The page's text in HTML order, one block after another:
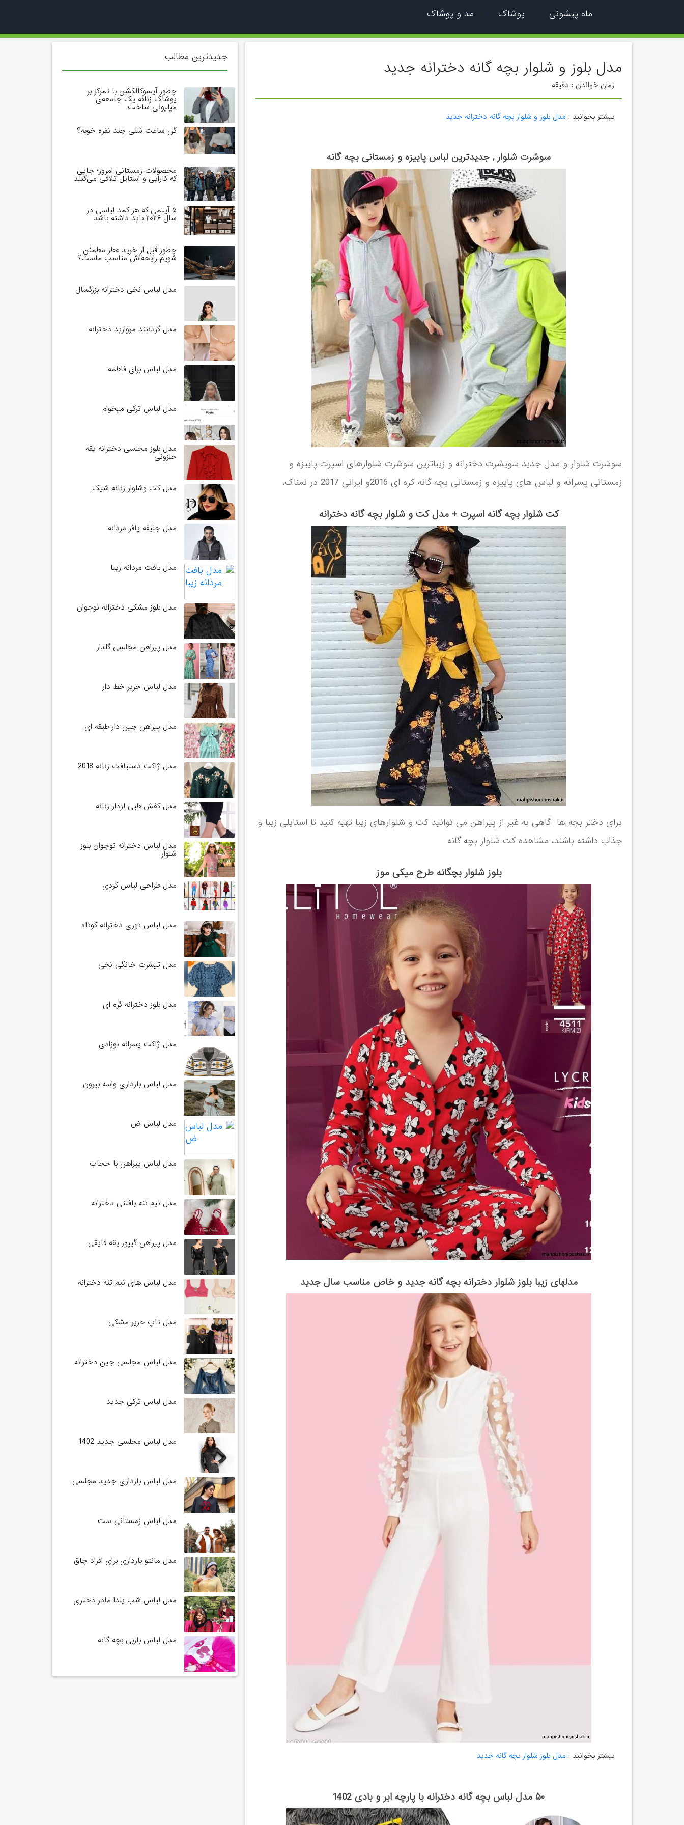
ماه پیشونی پوشاک مد و پوشاک
مدل بلوز و شلوار بچه گانه دخترانه جدید
زمان خواندن : دقیقه
بیشتر بخوانید : مدل بلوز و شلوار بچه گانه دخترانه جدید
سوشرت شلوار , جدیدترین لباس پاییزه و زمستانی بچه گانه
سوشرت شلوار و مدل جدید سویشرت دخترانه و زیباترین سوشرت شلوارهای اسپرت پاییزه و
زمستانی پسرانه و لباس های پاییزه و زمستانی بچه گانه کره ای 2016و ایرانی 2017 در نمناک.
کت شلوار بچه گانه اسپرت + مدل کت و شلوار بچه گانه دخترانه
برای دختر بچه ها گاهی به غیر از پیراهن می توانید کت و شلوارهای زیبا تهیه کنید تا استایلی زیبا و
جذاب داشته باشند، مشاهده کت شلوار بچه گانه
بلوز شلوار بچگانه طرح میکی موز
مدلهای زیبا بلوز شلوار دخترانه بچه گانه جدید و خاص مناسب سال جدید
بیشتر بخوانید : مدل بلوز شلوار بچه گانه جدید
۵۰ مدل لباس بچه گانه دخترانه با پارچه ابر و بادی 1402
جدیدترین مطالب
چطور آیسوکالکشن با تمرکز بر
پوشاک زنانه یک جامعه‌ی
میلیونی ساخت
گن ساعت شنی چند نفره خوبه؟
محصولات زمستانی امروز؛ جایی
که کارایی و استایل تلاقی می‌کنند
۵ آیتمی که هر کمد لباسی در
سال ۲۰۲۶ باید داشته باشد
چطور قبل از خرید عطر مطمئن
شویم رایحه‌اش مناسب ماست؟
مدل لباس نخی دخترانه بزرگسال
مدل گردنبند مروارید دخترانه
مدل لباس برای فاطمه
مدل لباس ترکی میخوام
مدل بلوز مجلسی دخترانه یقه
حلزونی
مدل کت وشلوار زنانه شیک
مدل جلیقه پافر مردانه
مدل بافت مردانه زیبا
مدل بلوز مشکی دخترانه نوجوان
مدل پیراهن مجلسی گلدار
مدل لباس حریر خط دار
مدل پیراهن چین دار طبقه ای
مدل ژاکت دستبافت زنانه 2018
مدل کفش طبی لژدار زنانه
مدل لباس دخترانه نوجوان بلوز
شلوار
مدل طراحی لباس کردی
مدل لباس توری دخترانه کوتاه
مدل تیشرت خانگی نخی
مدل بلوز دخترانه گره ای
مدل ژاکت پسرانه نوزادی
مدل لباس بارداری واسه بیرون
مدل لباس ض
مدل لباس پیراهن با حجاب
مدل نیم تنه بافتنی دخترانه
مدل پیراهن گیپور یقه قایقی
مدل لباس های نیم تنه دخترانه
مدل تاپ حریر مشکی
مدل لباس مجلسی جین دخترانه
مدل لباس تركي جديد
مدل لباس مجلسی جدید 1402
مدل لباس بارداری جدید مجلسی
مدل لباس زمستانی ست
مدل مانتو بارداری برای افراد چاق
مدل لباس شب یلدا مادر دختری
مدل لباس باربی بچه گانه